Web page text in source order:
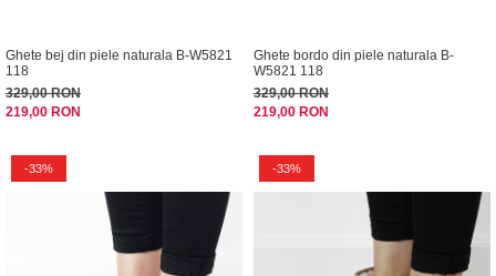
Ghete bej din piele naturala B-W5821
118
329,00 RON
219,00 RON
Ghete bordo din piele naturala B-
W5821 118
329,00 RON
219,00 RON
-33% -33%